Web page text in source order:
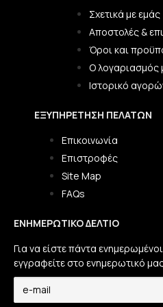
Σχετικά με εμάς
Αποστολές &
Όροι και
Ο λογαριασμός
Ιστορικό
ΕΞΥΠΗΡΈΤΗΣΗ ΠΕΛΑΤΏΝ
Επικοινωνία
Επιστροφές
Site Map
FAQs
ΕΝΗΜΕΡΩΤΙΚΌ ΔΕΛΤΊΟ
Για να είστε πάντα
εγγραφείτε στο ενημερωτικό